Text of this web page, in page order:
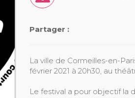
Partager :
La ville de Cormeilles-en-
février 2021 à 20h30, au
Le festival a pour objectif la